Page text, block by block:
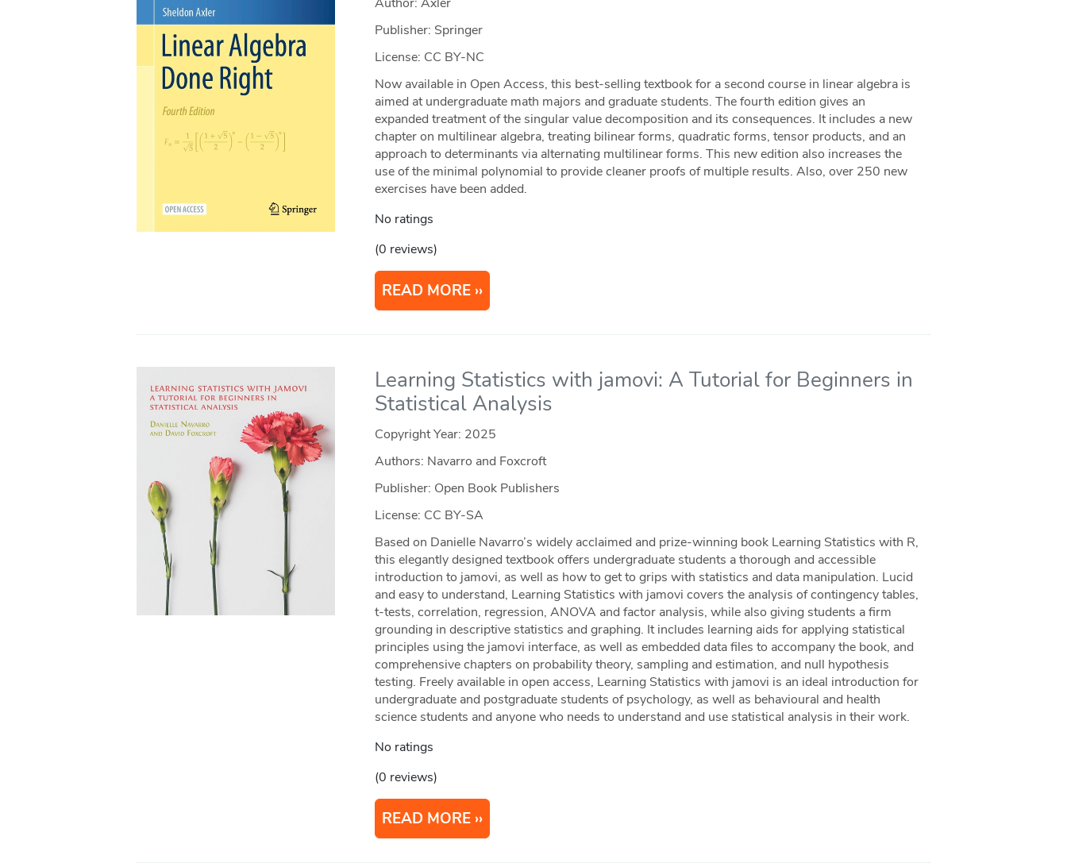
Publisher: Springer
License: CC BY-NC
Now available in Open Access, this best-selling textbook for a second course in linear algebra is
aimed at undergraduate math majors and graduate students. The fourth edition gives an
expanded treatment of the singular value decomposition and its consequences. It includes a new
chapter on multilinear algebra, treating bilinear forms, quadratic forms, tensor products, and an
approach to determinants via alternating multilinear forms. This new edition also increases the
use of the minimal polynomial to provide cleaner proofs of multiple results. Also, over 250 new
exercises have been added.
No ratings
(0 reviews)
READ MORE
Learning Statistics with jamovi: A Tutorial for Beginners in
Statistical Analysis
Copyright Year: 2025
Authors: Navarro and Foxcroft
Publisher: Open Book Publishers
License: CC BY-SA
Based on Danielle Navarro’s widely acclaimed and prize-winning book Learning Statistics with R,
this elegantly designed textbook offers undergraduate students a thorough and accessible
introduction to jamovi, as well as how to get to grips with statistics and data manipulation. Lucid
and easy to understand, Learning Statistics with jamovi covers the analysis of contingency tables,
t-tests, correlation, regression, ANOVA and factor analysis, while also giving students a firm
grounding in descriptive statistics and graphing. It includes learning aids for applying statistical
principles using the jamovi interface, as well as embedded data files to accompany the book, and
comprehensive chapters on probability theory, sampling and estimation, and null hypothesis
testing. Freely available in open access, Learning Statistics with jamovi is an ideal introduction for
undergraduate and postgraduate students of psychology, as well as behavioural and health
science students and anyone who needs to understand and use statistical analysis in their work.
No ratings
(0 reviews)
READ MORE